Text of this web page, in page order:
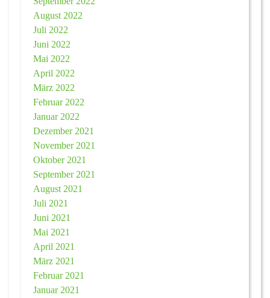
August 2022
Juli 2022
Juni 2022
Mai 2022
April 2022
März 2022
Februar 2022
Januar 2022
Dezember 2021
November 2021
Oktober 2021
September 2021
August 2021
Juli 2021
Juni 2021
Mai 2021
April 2021
März 2021
Februar 2021
Januar 2021